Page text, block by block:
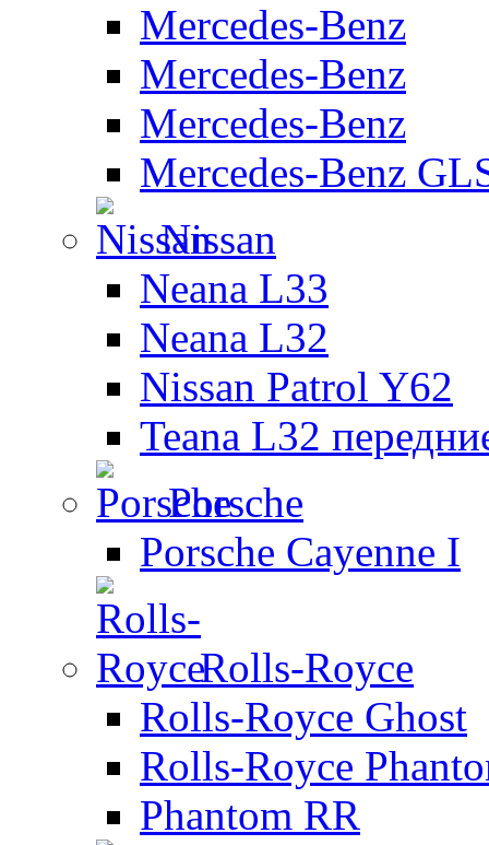
Mercedes-Benz
Mercedes-Benz
Mercedes-Benz
Mercedes-Benz
Nissan
Neana L33
Neana L32
Nissan Patrol Y62
Teana L32
Porsche
Porsche Cayenne I
Rolls-Royce
Rolls-Royce Ghost
Rolls-Royce
Phantom RR